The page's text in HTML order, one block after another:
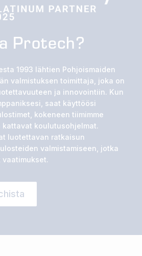
Protech?
1993 lähtien Pohjoismaiden
valmistuksen toimittaja, joka on
ja innovointiin. Kun
saat käyttöösi
kokeneen tiimimme
koulutusohjelmat.
luotettavan ratkaisun
valmistamiseen, jotka